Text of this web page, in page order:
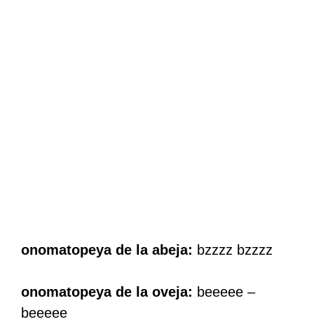
onomatopeya de la abeja: bzzzz bzzzz
onomatopeya de la oveja: beeeee –
beeeee